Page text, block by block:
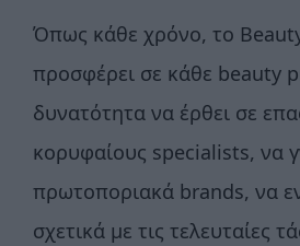
Όπως κάθε χρόνο, το
προσφέρει σε κάθε beauty
δυνατότητα να έρθει σε
κορυφαίους specialists, να
πρωτοποριακά brands, να
σχετικά με τις τελευταίες